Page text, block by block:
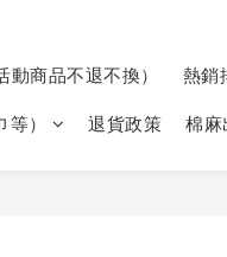
商品不退不換）
熱銷
） 退貨政策 棉麻